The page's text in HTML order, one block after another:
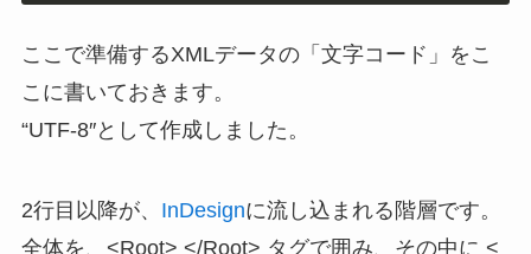
ここで準備するXMLデータの「文字コード」をこ
こに書いておきます。
“UTF-8″として作成しました。
2行目以降が、 InDesignに流し込まれる階層です。
全体を、<Root> </Root> タグで囲み、その中に <